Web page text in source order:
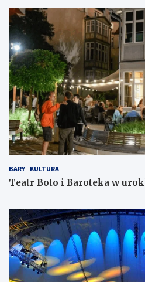
BARY KULTURA
Teatr Boto i Baroteka w